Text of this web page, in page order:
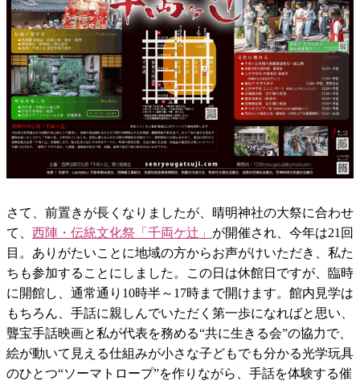
さて、前置きが長くなりましたが、晴明神社の大祭に合わせ
て、 西陣・伝統文化祭「千両ケ辻」 が開催され、今年は21回
目。ありがたいことに地域の方からお声がけいただき、私た
ちも参加することにしました。この日は休館日ですが、臨時
に開館し、通常通り10時半～17時まで開けます。館内見学は
もちろん、手話に親しんでいただく第一歩になればと思い、
聾宝手話映画と私が代表を務める“共に生きる会”の協力で、
絵が動いて見える仕組みが小さな子どもでも分かる光学玩具
のひとつ“ソーマトロープ”を作りながら、手話を体験する催